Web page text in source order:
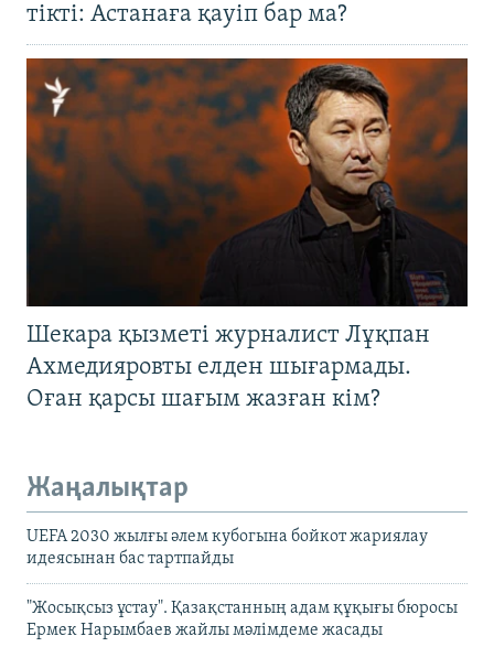
тікті: Астанаға қауіп бар ма?
Шекара қызметі журналист Лұқпан
Ахмедияровты елден шығармады.
Оған қарсы шағым жазған кім?
Жаңалықтар
UEFA 2030 жылғы әлем кубогына бойкот жариялау
идеясынан бас тартпайды
"Жосықсыз ұстау". Қазақстанның адам құқығы бюросы
Ермек Нарымбаев жайлы мәлімдеме жасады